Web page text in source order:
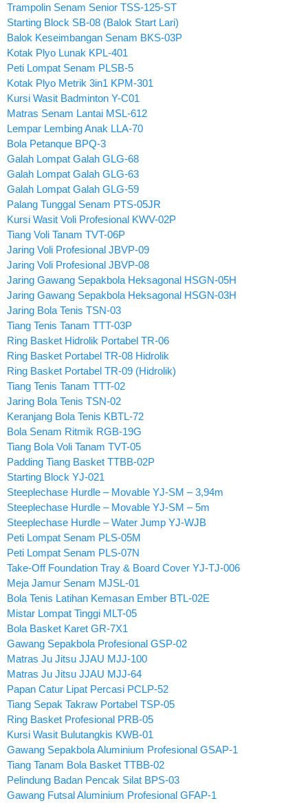
Trampolin Senam Senior TSS-125-ST
Starting Block SB-08 (Balok Start Lari)
Balok Keseimbangan Senam BKS-03P
Kotak Plyo Lunak KPL-401
Peti Lompat Senam PLSB-5
Kotak Plyo Metrik 3in1 KPM-301
Kursi Wasit Badminton Y-C01
Matras Senam Lantai MSL-612
Lempar Lembing Anak LLA-70
Bola Petanque BPQ-3
Galah Lompat Galah GLG-68
Galah Lompat Galah GLG-63
Galah Lompat Galah GLG-59
Palang Tunggal Senam PTS-05JR
Kursi Wasit Voli Profesional KWV-02P
Tiang Voli Tanam TVT-06P
Jaring Voli Profesional JBVP-09
Jaring Voli Profesional JBVP-08
Jaring Gawang Sepakbola Heksagonal HSGN-05H
Jaring Gawang Sepakbola Heksagonal HSGN-03H
Jaring Bola Tenis TSN-03
Tiang Tenis Tanam TTT-03P
Ring Basket Hidrolik Portabel TR-06
Ring Basket Portabel TR-08 Hidrolik
Ring Basket Portabel TR-09 (Hidrolik)
Tiang Tenis Tanam TTT-02
Jaring Bola Tenis TSN-02
Keranjang Bola Tenis KBTL-72
Bola Senam Ritmik RGB-19G
Tiang Bola Voli Tanam TVT-05
Padding Tiang Basket TTBB-02P
Starting Block YJ-021
Steeplechase Hurdle – Movable YJ-SM – 3,94m
Steeplechase Hurdle – Movable YJ-SM – 5m
Steeplechase Hurdle – Water Jump YJ-WJB
Peti Lompat Senam PLS-05M
Peti Lompat Senam PLS-07N
Take-Off Foundation Tray & Board Cover YJ-TJ-006
Meja Jamur Senam MJSL-01
Bola Tenis Latihan Kemasan Ember BTL-02E
Mistar Lompat Tinggi MLT-05
Bola Basket Karet GR-7X1
Gawang Sepakbola Profesional GSP-02
Matras Ju Jitsu JJAU MJJ-100
Matras Ju Jitsu JJAU MJJ-64
Papan Catur Lipat Percasi PCLP-52
Tiang Sepak Takraw Portabel TSP-05
Ring Basket Profesional PRB-05
Kursi Wasit Bulutangkis KWB-01
Gawang Sepakbola Aluminium Profesional GSAP-1
Tiang Tanam Bola Basket TTBB-02
Pelindung Badan Pencak Silat BPS-03
Gawang Futsal Aluminium Profesional GFAP-1